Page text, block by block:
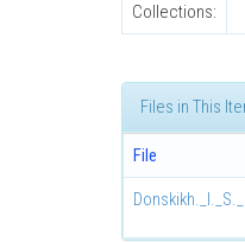
Collections:
Files in This
File